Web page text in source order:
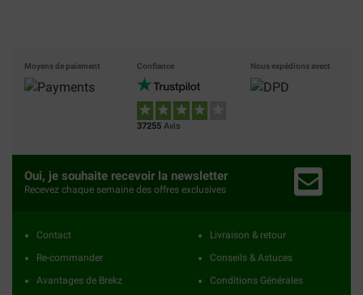
Moyens de paiement Confiance
37255 Avis
Nous expédions avect
Oui, je souhaite recevoir la newsletter
Recevez chaque semaine des offres exclusives
Contact
Re-commander
Avantages de Brekz
Livraison & retour
Conseils & Astuces
Conditions Générales